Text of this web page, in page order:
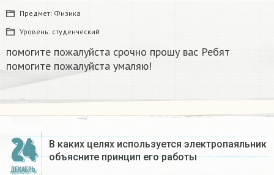
Предмет: Физика
Уровень: студенческий
помогите пожалуйста срочно прошу вас Ребят
помогите пожалуйста умаляю! ​
24
ДЕКАБРЬ
В каких целях используется электропаяльник
объясните принцип его работы​